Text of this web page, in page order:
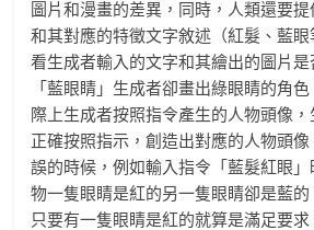
圖片和漫畫的差異，同時，人類還要
和其對應的特徵文字敘述（紅髮、藍
看生成者輸入的文字和其繪出的圖片是
「藍眼睛」生成者卻畫出綠眼睛的角
際上生成者按照指令產生的人物頭像
正確按照指示，創造出對應的人物頭
誤的時候，例如輸入指令「藍髮紅眼
物一隻眼睛是紅的另一隻眼睛卻是藍
只要有一隻眼睛是紅的就算是滿足要